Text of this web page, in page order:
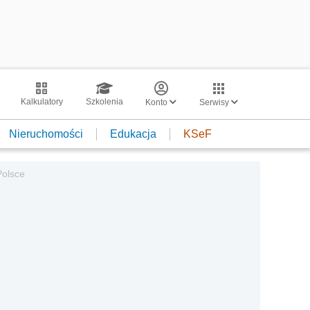
Kalkulatory Szkolenia Konto Serwisy
Nieruchomości Edukacja KSeF